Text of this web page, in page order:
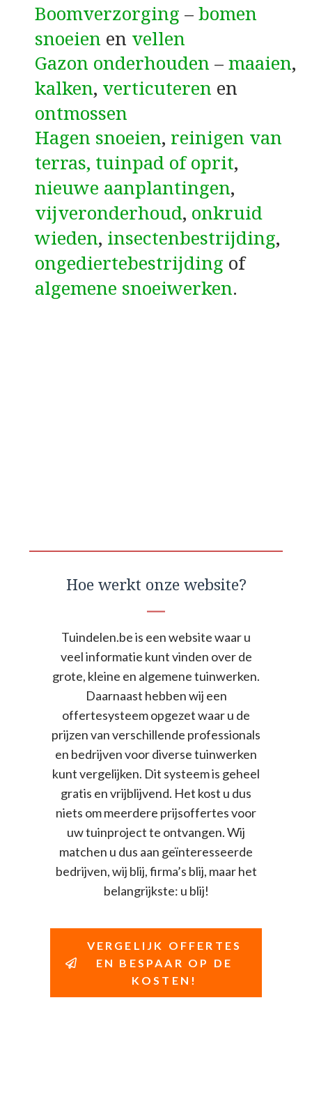
Boomverzorging –bomen
snoeien en vellen
Gazon onderhouden –maaien,
kalken, verticuteren en
ontmossen
Hagen snoeien, reinigen van
terras, tuinpad of oprit,
nieuwe aanplantingen,
vijveronderhoud, onkruid
wieden, insectenbestrijding,
ongediertebestrijding of
algemene snoeiwerken.
Hoe werkt onze website?
Tuindelen.be is een website waar u
veel informatie kunt vinden over de
grote, kleine en algemene tuinwerken.
Daarnaast hebben wij een
offertesysteem opgezet waar u de
prijzen van verschillende professionals
en bedrijven voor diverse tuinwerken
kunt vergelijken. Dit systeem is geheel
gratis en vrijblijvend. Het kost u dus
niets om meerdere prijsoffertes voor
uw tuinproject te ontvangen. Wij
matchen u dus aan geïnteresseerde
bedrijven, wij blij, firma’s blij, maar het
belangrijkste: u blij!
VERGELIJK OFFERTES
EN BESPAAR OP DE
KOSTEN!